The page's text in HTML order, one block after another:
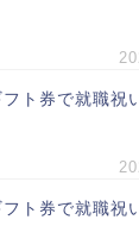
ト券で就職祝
ト券で就職祝